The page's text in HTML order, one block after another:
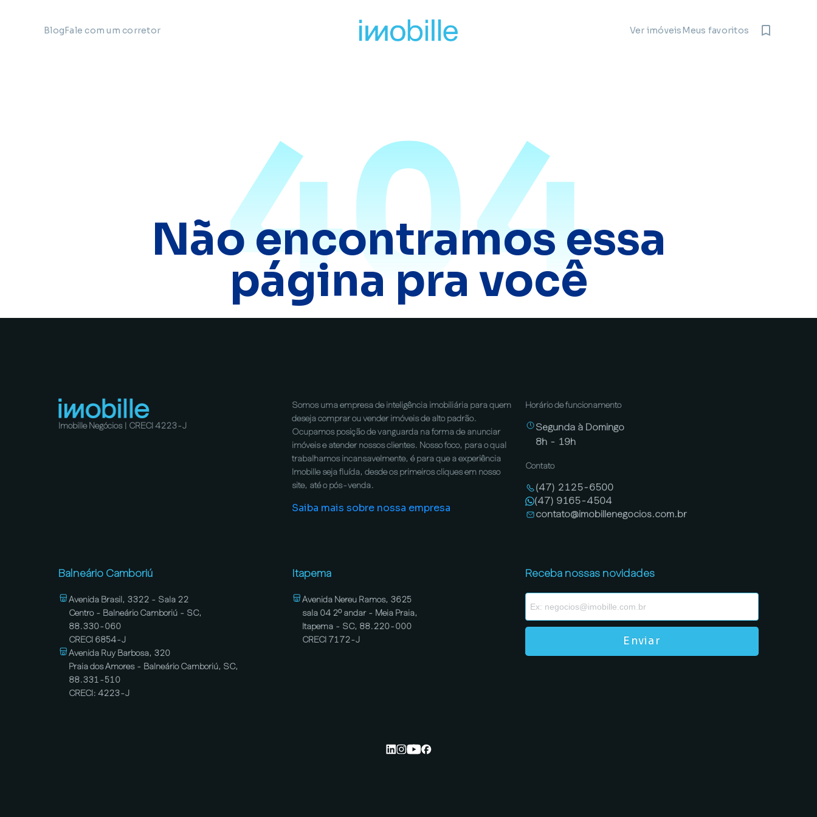
BlogFale com um corretor Ver imóveisMeus favoritos
404
Não encontramos essa
página pra você
Imobille Negócios | CRECI 4223-J
Somos uma empresa de inteligência imobiliária para quem
deseja comprar ou vender imóveis de alto padrão.
Ocupamos posição de vanguarda na forma de anunciar
imóveis e atender nossos clientes. Nosso foco, para o qual
trabalhamos incansavelmente, é para que a experiência
Imobille seja fluída, desde os primeiros cliques em nosso
site, até o pós-venda.
Saiba mais sobre nossa empresa
Horário de funcionamento
Segunda à Domingo
8h - 19h
Contato
(47) 2125-6500
(47) 9165-4504
contato@imobillenegocios.com.br
Balneário Camboriú
Avenida Brasil, 3322 - Sala 22
Centro - Balneário Camboriú - SC,
88.330-060
CRECI 6854-J
Avenida Ruy Barbosa, 320
Praia dos Amores - Balneário Camboriú, SC,
88.331-510
CRECI: 4223-J
Itapema
Avenida Nereu Ramos, 3625
sala 04 2º andar - Meia Praia,
Itapema - SC, 88.220-000
CRECI 7172-J
Receba nossas novidades
Enviar